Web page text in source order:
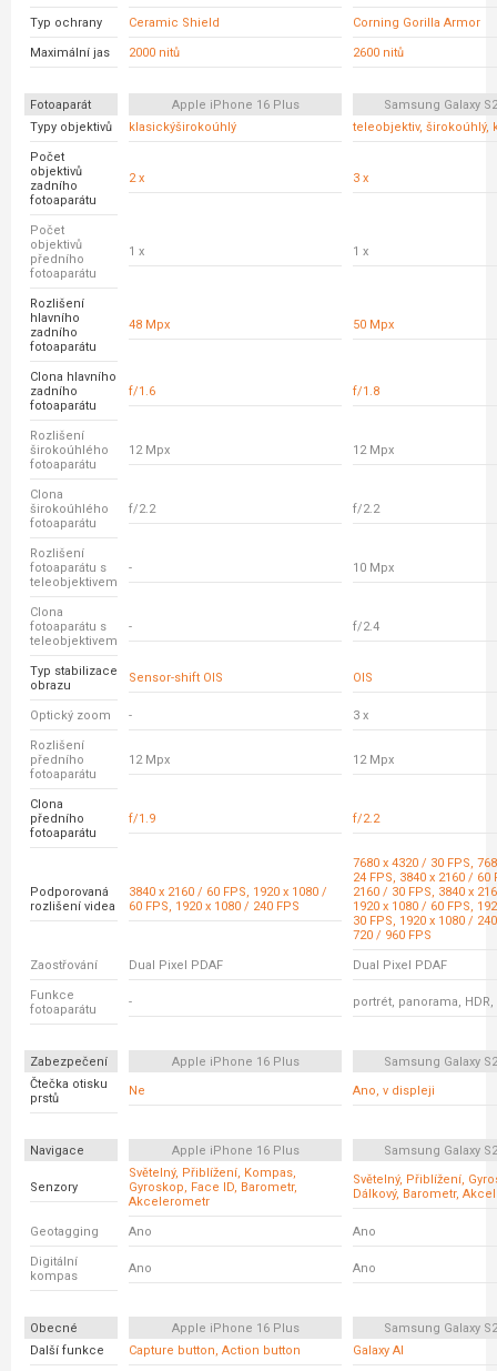
Typ ochrany Ceramic Shield Corning Gorilla Armor
Maximální jas 2000 nitů 2600 nitů
Fotoaparát Apple iPhone 16 Plus
Samsung Galaxy
Typy objektivů
klasickýširokoúhlý teleobjektiv, širokoúhlý,
Počet
objektivů
zadního
fotoaparátu
2 x 3 x
Počet
objektivů
předního
fotoaparátu
1 x 1 x
Rozlišení
hlavního
zadního
fotoaparátu
48 Mpx 50 Mpx
Clona hlavního
zadního
fotoaparátu
f/1.6 f/1.8
Rozlišení
širokoúhlého
fotoaparátu
12 Mpx 12 Mpx
Clona
širokoúhlého
fotoaparátu
f/2.2 f/2.2
Rozlišení
fotoaparátu s
teleobjektivem
- 10 Mpx
Clona
fotoaparátu s
teleobjektivem
- f/2.4
Typ stabilizace
obrazu
Sensor-shift OIS OIS
Optický zoom - 3 x
Rozlišení
předního
fotoaparátu
12 Mpx 12 Mpx
Clona
předního
fotoaparátu
f/1.9 f/2.2
Podporovaná
rozlišení videa
3840 x 2160 / 60 FPS, 1920 x 1080 /
60 FPS, 1920 x 1080 / 240 FPS
7680 x 4320 / 30 FPS,
24 FPS, 3840 x 2160 / 60
2160 / 30 FPS, 3840 x
1920 x 1080 / 60 FPS,
30 FPS, 1920 x 1080 /
720 / 960 FPS
Zaostřování Dual Pixel PDAF Dual Pixel PDAF
Funkce
fotoaparátu
- portrét, panorama,
Zabezpečení Apple iPhone 16 Plus
Samsung Galaxy
Čtečka otisku
prstů
Ne Ano, v displeji
Navigace Apple iPhone 16 Plus Samsung Galaxy
Senzory
Světelný, Přiblížení, Kompas,
Gyroskop, Face ID, Barometr,
Akcelerometr
Světelný, Přiblížení,
Dálkový, Barometr,
Geotagging Ano Ano
Digitální
kompas
Ano Ano
Obecné Apple iPhone 16 Plus
Samsung Galaxy
Další funkce
Capture button, Action button Galaxy AI